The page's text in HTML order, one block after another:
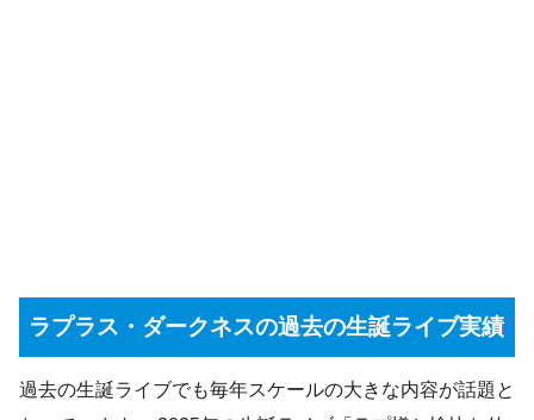
ラプラス・ダークネスの過去の生誕ライブ実績
過去の生誕ライブでも毎年スケールの大きな内容が話題と